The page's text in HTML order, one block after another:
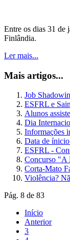
Entre os dias 31 de
Finlândia.
Ler mais...
Mais artigos...
Job
ESFRL e
Alunos
Dia
Informações
Data de ínicio
ESFRL -
Concurso "A
Corta-Mato
Violência?
Pág. 8 de 83
Início
Anterior
3